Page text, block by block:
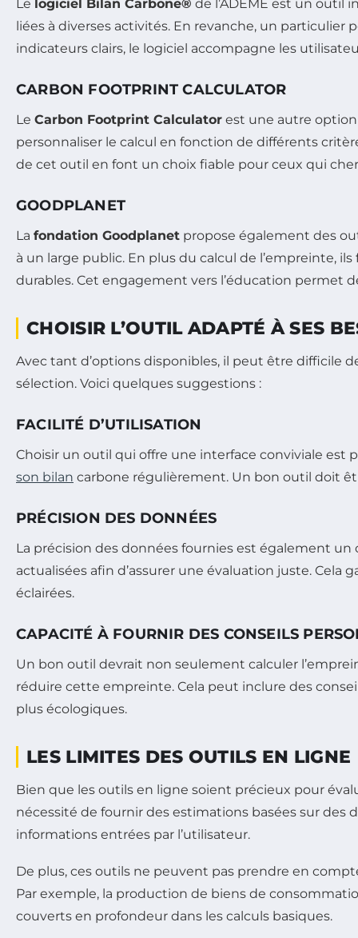
Le logiciel Bilan Carbone® de l’ADEME est un outil
liées à diverses activités. En revanche, un
indicateurs clairs, le logiciel accompagne les
CARBON FOOTPRINT CALCULATOR
Le Carbon Footprint Calculator est une autre
personnaliser le calcul en fonction de différents
de cet outil en font un choix fiable pour ceux qui
GOODPLANET
La fondation Goodplanet propose également des
à un large public. En plus du calcul de l’empreinte,
durables. Cet engagement vers l’éducation permet
CHOISIR L’OUTIL ADAPTÉ À SES
Avec tant d’options disponibles, il peut être difficile
sélection. Voici quelques suggestions :
FACILITÉ D’UTILISATION
Choisir un outil qui offre une interface conviviale est
son bilan carbone régulièrement. Un bon outil doit
PRÉCISION DES DONNÉES
La précision des données fournies est également
actualisées afin d’assurer une évaluation juste.
éclairées.
CAPACITÉ À FOURNIR DES CONSEILS
Un bon outil devrait non seulement calculer
réduire cette empreinte. Cela peut inclure des
plus écologiques.
LES LIMITES DES OUTILS EN LIGNE
Bien que les outils en ligne soient précieux pour
nécessité de fournir des estimations basées sur des
informations entrées par l’utilisateur.
De plus, ces outils ne peuvent pas prendre en
Par exemple, la production de biens de
couverts en profondeur dans les calculs basiques.